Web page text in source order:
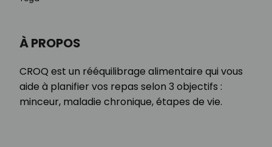
À PROPOS
CROQ est un rééquilibrage alimentaire qui vous
aide à planifier vos repas selon 3 objectifs :
minceur, maladie chronique, étapes de vie.